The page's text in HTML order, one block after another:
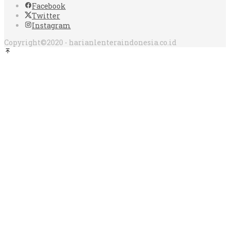
Facebook
Twitter
Instagram
Copyright©2020 - harianlenteraindonesia.co.id